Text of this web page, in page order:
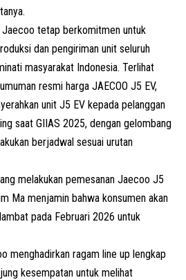
tetap berkomitmen untuk
dan pengiriman unit seluruh
masyarakat Indonesia. Terlihat
resmi harga JAECOO J5 EV,
unit J5 EV kepada pelanggan
saat GIIAS 2025, dengan gelombang
berjadwal sesuai urutan
melakukan pemesanan Jaecoo J5
Ma menjamin bahwa konsumen akan
pada Februari 2026 untuk
menghadirkan ragam line up lengkap
kesempatan untuk melihat